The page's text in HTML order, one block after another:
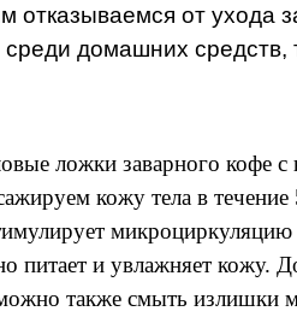
от ухода
домашних
ложки заварного кофе
кожу тела в
микроциркуляцию
питает и увлажняет кожу.
также смыть излишки